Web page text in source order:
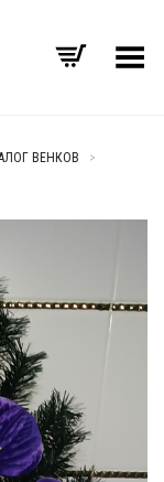
Переключить Меню
ВЕНКОВ
>